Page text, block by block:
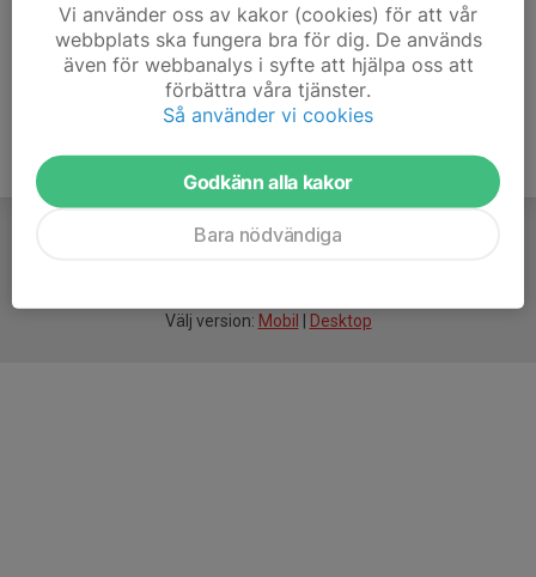
Välj version: Mobil Desktop
Vi använder oss av kakor (cookies) för att vår
webbplats ska fungera bra för dig. De används
även för webbanalys i syfte att hjälpa oss att
förbättra våra tjänster.
Så använder vi cookies
Godkänn alla kakor
Bara nödvändiga